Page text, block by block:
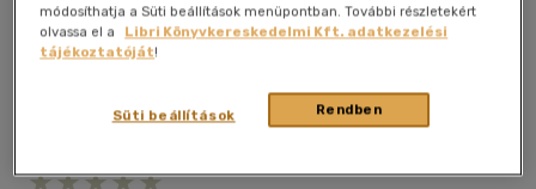
Megosztom
módosíthatja a Süti beállítások menüpontban. További részletekért
olvassa el a
Libri Könyvkereskedelmi Kft. adatkezelési
tájékoztatóját!
Rendben
Süti beállítások